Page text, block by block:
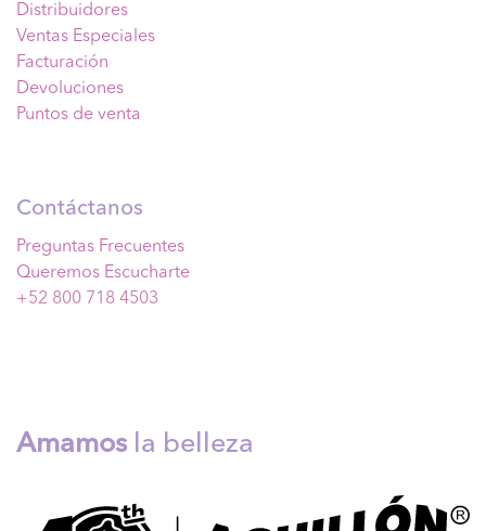
Distribuidores
Ventas Especiales
Facturación
Devoluciones
Puntos de venta
Contáctanos
Preguntas Frecuentes
Queremos Escucharte
+52 800 718 4503
Amamos la belleza